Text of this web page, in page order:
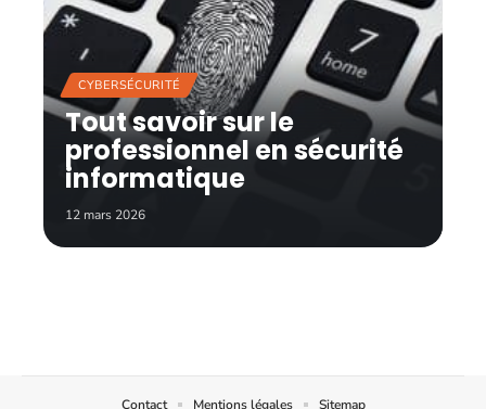
CYBERSÉCURITÉ
Tout savoir sur le
professionnel en sécurité
informatique
12 mars 2026
Contact Mentions légales Sitemap